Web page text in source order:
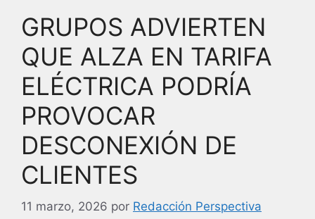
o
k
GRUPOS ADVIERTEN
QUE ALZA EN TARIFA
ELÉCTRICA PODRÍA
PROVOCAR
DESCONEXIÓN DE
CLIENTES
11 marzo, 2026 por Redacción Perspectiva